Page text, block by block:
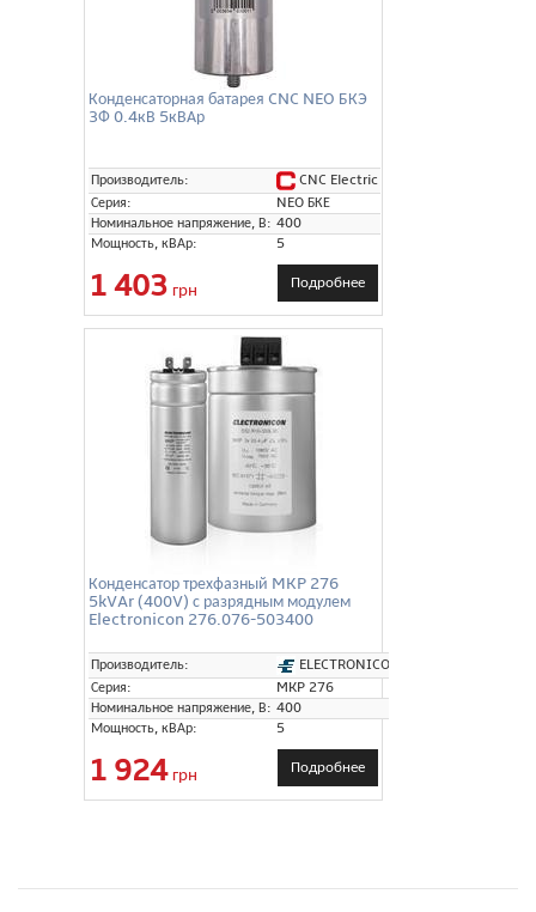
Конденсаторная батарея CNC NEO БКЭ
3Ф 0.4кВ 5кВАр
Производитель:
CNC Electric
Серия:
NEO БКЕ
Номинальное напряжение, В: 400
Мощность, кВАр:
5
1 403 грн Подробнее
Конденсатор трехфазный MKP 276
5kVAr (400V) с разрядным модулем
Electronicon 276.076-503400
Производитель:
ELECTRONICON
Серия:
MKP 276
Номинальное напряжение, В: 400
Мощность, кВАр:
5
1 924грн Подробнее